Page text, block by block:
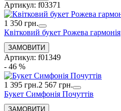
Артикул: f03371
1 350 грн.
Квітковий букет Рожева гармонія
Артикул: f01349
- 46 %
1 395 грн.2 567 грн.
Букет Симфонія Почуттів